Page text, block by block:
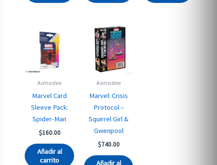
Asmodee
Marvel Card
Sleeve Pack:
Spider-Man
$160.00
Añadir al
carrito
Asmodee
Marvel: Crisis
Protocol –
Squirrel Girl &
Gwenpool
$740.00
Añadir al